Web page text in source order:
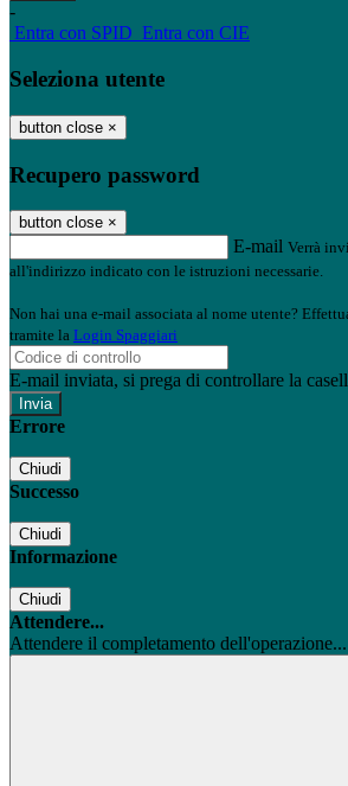
-
Entra con SPID Entra con CIE
Seleziona utente
button close ×
Recupero password
button close ×
E-mail Verrà
all'indirizzo indicato con le istruzioni necessarie.
Non hai una e-mail associata al nome utente?
tramite la Login Spaggiari
E-mail inviata, si prega di controllare la
Errore
Chiudi
Successo
Chiudi
Informazione
Chiudi
Attendere...
Attendere il completamento dell'operazione...